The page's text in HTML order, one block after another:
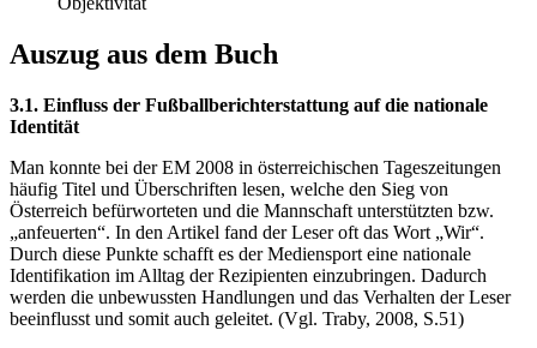
Auszug aus dem Buch
3.1. Einfluss der Fußballberichterstattung auf die nationale
Identität
Man konnte bei der EM 2008 in österreichischen Tageszeitungen
häufig Titel und Überschriften lesen, welche den Sieg von
Österreich befürworteten und die Mannschaft unterstützten bzw.
„anfeuerten“. In den Artikel fand der Leser oft das Wort „Wir“.
Durch diese Punkte schafft es der Mediensport eine nationale
Identifikation im Alltag der Rezipienten einzubringen. Dadurch
werden die unbewussten Handlungen und das Verhalten der Leser
beeinflusst und somit auch geleitet. (Vgl. Traby, 2008, S.51)